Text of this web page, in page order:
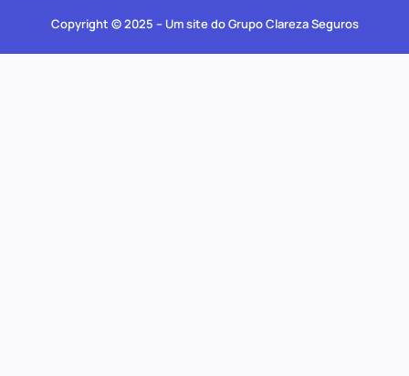
Copyright © 2025 – Um site do Grupo Clareza Seguros